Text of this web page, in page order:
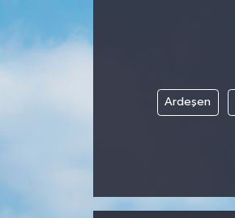
Ardeşen
ÖZEL HABER